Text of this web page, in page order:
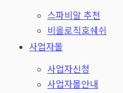
스파비알 추천
비올로직호쉐쉬
사업자몰
사업자신청
사업자몰안내